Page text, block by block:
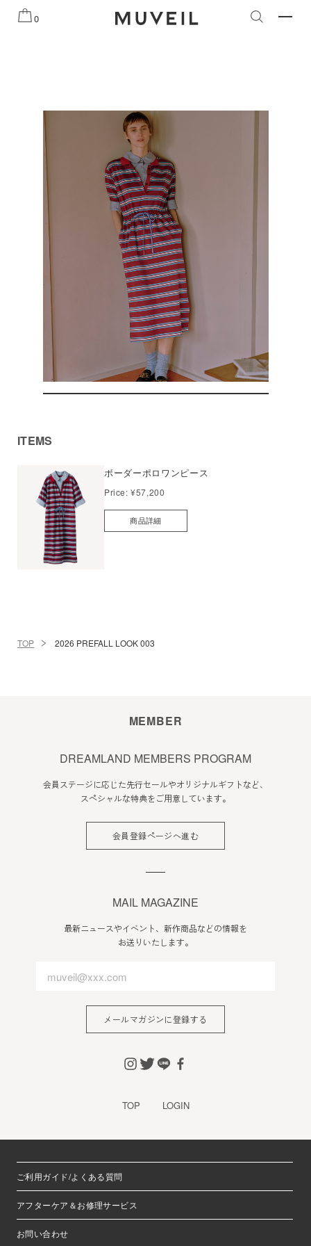
らせ 2026 AUTUMN WINTER COLLECTION 2026
0
ITEMS
ボーダーポロワンピース
Price:¥57,200
商品詳細
TOP 2026 PREFALL LOOK 003
MEMBER
DREAMLAND MEMBERS PROGRAM
会員ステージに応じた先行セールやオリジナルギフトなど、
スペシャルな特典をご用意しています。
会員登録ページへ進む
MAIL MAGAZINE
最新ニュースやイベント、新作商品などの情報を
お送りいたします。
メールマガジンに登録する
TOP LOGIN
ご利用ガイド/よくある質問
アフターケア＆お修理サービス
お問い合わせ